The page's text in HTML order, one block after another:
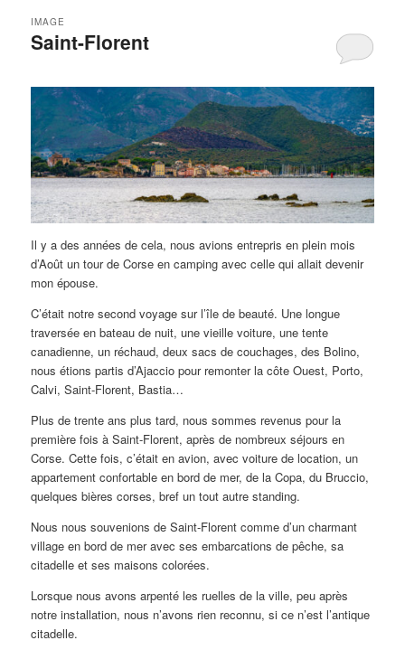
Saint-Florent
IMAGE
Il y a des années de cela, nous avions entrepris en plein mois
d’Août un tour de Corse en camping avec celle qui allait devenir
mon épouse.
C’était notre second voyage sur l’île de beauté. Une longue
traversée en bateau de nuit, une vieille voiture, une tente
canadienne, un réchaud, deux sacs de couchages, des Bolino,
nous étions partis d’Ajaccio pour remonter la côte Ouest, Porto,
Calvi, Saint-Florent, Bastia…
Plus de trente ans plus tard, nous sommes revenus pour la
première fois à Saint-Florent, après de nombreux séjours en
Corse. Cette fois, c’était en avion, avec voiture de location, un
appartement confortable en bord de mer, de la Copa, du Bruccio,
quelques bières corses, bref un tout autre standing.
Nous nous souvenions de Saint-Florent comme d’un charmant
village en bord de mer avec ses embarcations de pêche, sa
citadelle et ses maisons colorées.
Lorsque nous avons arpenté les ruelles de la ville, peu après
notre installation, nous n’avons rien reconnu, si ce n’est l’antique
citadelle.